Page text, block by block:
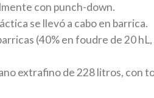
con punch-down.
se llevó a cabo en barrica.
(40% en foudre de 20
extrafino de 228 litros, con